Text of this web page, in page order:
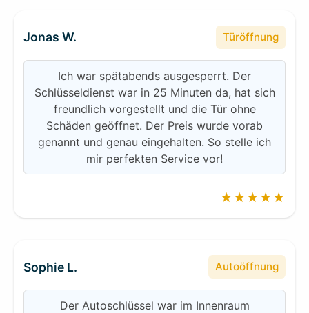
Jonas W. Türöffnung
Ich war spätabends ausgesperrt. Der
Schlüsseldienst war in 25 Minuten da, hat sich
freundlich vorgestellt und die Tür ohne
Schäden geöffnet. Der Preis wurde vorab
genannt und genau eingehalten. So stelle ich
mir perfekten Service vor!
★★★★★
Sophie L. Autoöffnung
Der Autoschlüssel war im Innenraum